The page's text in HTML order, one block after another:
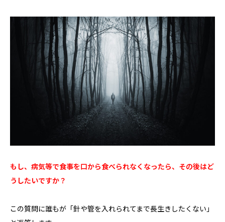
もし、病気等で食事を口から食べられなくなったら、その後はど
うしたいですか？
この質問に誰もが「針や管を入れられてまで長生きしたくない」